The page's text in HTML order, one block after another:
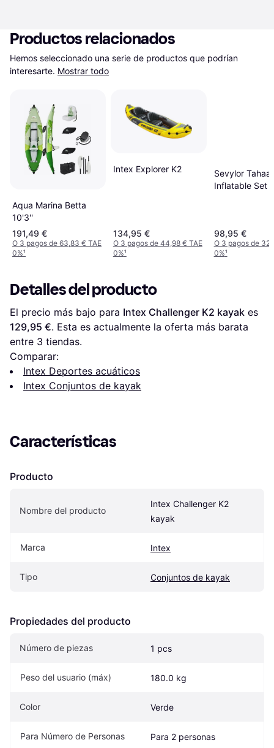
Productos relacionados
Hemos seleccionado una serie de productos que podrían
interesarte. Mostrar todo
Aqua Marina Betta
10'3''
191,49 €
O 3 pagos de 63,83 € TAE
0%¹
Intex Explorer K2
134,95 €
O 3 pagos de 44,98 € TAE
0%¹
Sevylor Tahaa
Inflatable Set
98,95 €
O 3 pagos de
0%¹
Detalles del producto
El precio más bajo para Intex Challenger K2 kayak
129,95 €. Esta es actualmente la oferta más barata
entre 3 tiendas.
Comparar:
Intex Deportes acuáticos
Intex Conjuntos de kayak
Características
Producto
Nombre del producto
Intex Challenger K2
kayak
Marca Intex
Tipo Conjuntos de kayak
Propiedades del producto
Número de piezas 1 pcs
Peso del usuario (máx) 180.0 kg
Color Verde
Para Número de Personas Para 2 personas